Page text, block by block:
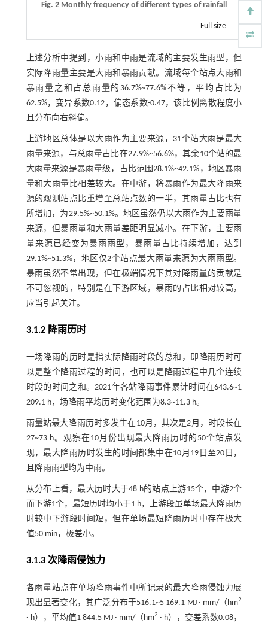
Fig. 2 Monthly frequency of different types of rainfall
Full size
上述分析中提到，小雨和中雨是流域的主要发生雨型，但
实际降雨量主要是大雨和暴雨贡献。流域每个站点大雨和
暴雨量之和占总雨量的36.7%~77.6%不等，平均占比为
62.5%，变异系数0.12，偏态系数-0.47，该比例离散程度小
且分布向右斜偏。
上游地区总体是以大雨作为主要来源，31个站大雨是最大
雨量来源，与总雨量占比在27.9%~56.6%，其余10个站的最
大雨量来源是暴雨量级，占比范围28.1%~42.1%，地区暴雨
量和大雨量比相差较大。在中游，将暴雨作为最大降雨来
源的观测站点比重增至总站点数的一半，其雨量占比也有
所增加，为29.5%~50.1%。地区虽然仍以大雨作为主要雨量
来源，但暴雨量和大雨量差距明显减小。在下游，主要雨
量来源已经变为暴雨雨型，暴雨量占比持续增加，达到
29.1%~51.3%，地区仅2个站点最大雨量来源为大雨雨型。
暴雨虽然不常出现，但在极端情况下其对降雨量的贡献是
不可忽视的，特别是在下游区域，暴雨的占比相对较高，
应当引起关注。
3.1.2 降雨历时
一场降雨的历时是指实际降雨时段的总和，即降雨历时可
以是整个降雨过程的时间，也可以是降雨过程中几个连续
时段的时间之和。2021年各站降雨事件累计时间在643.6~1
209.1 h，场降雨平均历时变化范围为8.3~11.3 h。
雨量站最大降雨历时多发生在10月，其次是2月，时段长在
27~73 h。观察在10月份出现最大降雨历时的50个站点发
现，最大降雨历时发生的时间都集中在10月19日至20日，
且降雨雨型均为中雨。
从分布上看，最大历时大于48 h的站点上游15个，中游2个
而下游1个，最短历时均小于1 h，上游段虽单场最大降雨历
时较中下游段时间短，但在单场最短降雨历时中存在极大
值50 min，极差小。
3.1.3 次降雨侵蚀力
各雨量站点在单场降雨事件中所记录的最大降雨侵蚀力展
现出显著变化，其广泛分布于516.1~5 169.1 MJ · mm/（hm2
· h），平均值1 844.5 MJ · mm/（hm2 · h），变差系数0.08，